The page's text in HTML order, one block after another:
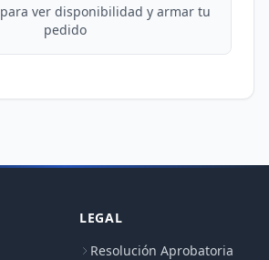
para ver disponibilidad y armar tu
pedido
LEGAL
Resolución Aprobatoria